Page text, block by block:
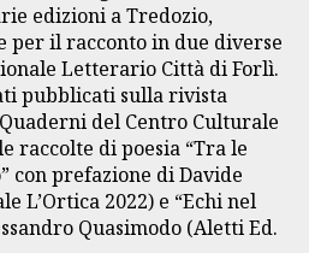
edizioni a Tredozio,
per il racconto in due diverse
Letterario Città di Forlì.
pubblicati sulla rivista
del Centro Culturale
raccolte di poesia “Tra le
con prefazione di Davide
L’Ortica 2022) e “Echi nel
Quasimodo (Aletti Ed.